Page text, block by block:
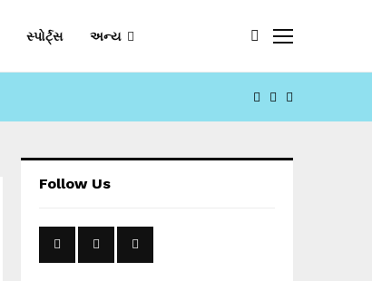
સ્પોર્ટ્સ અન્ય
FACEBOOK
YOUTUBE
Follow Us